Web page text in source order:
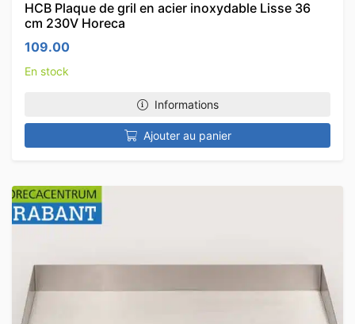
HCB Plaque de gril en acier inoxydable Lisse 36
cm 230V Horeca
109.00
En stock
Informations
Ajouter au panier